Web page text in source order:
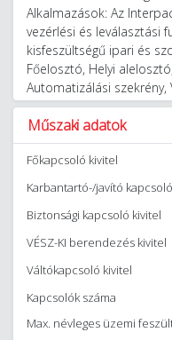
Alkalmazások: Az
vezérlési és leválasztási
kisfeszültségű ipari és
Főelosztó, Helyi
Automatizálási szekrény,
Műszaki adatok
Főkapcsoló kivitel
Karbantartó-/javító
Biztonsági kapcsoló kivitel
VÉSZ-KI berendezés kivitel
Váltókapcsoló kivitel
Kapcsolók száma
Max. névleges üzemi